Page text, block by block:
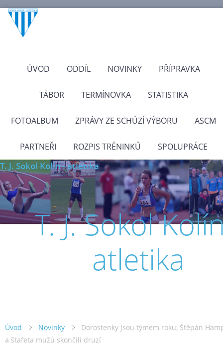
ÚVOD ODDÍL NOVINKY PŘÍPRAVKA
TÁBOR TERMÍNOVKA STATISTIKA
FOTOALBUM ZPRÁVY ZE SCHŮZÍ VÝBORU ASCM
PARTNEŘI ROZPIS TRÉNINKŮ SPOLUPRÁCE
T. J. Sokol Kolín - atletika
T. J. Sokol
atletika
Úvod Novinky
Dorostenky jsou týmem roku, Štěpán
a štafeta mužů skončili druzí